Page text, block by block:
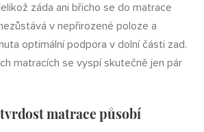
záda ani břicho se do matrace
v nepřirozené poloze a
optimální podpora v dolní části zad.
matracích se vyspí skutečně jen pár
matrace působí